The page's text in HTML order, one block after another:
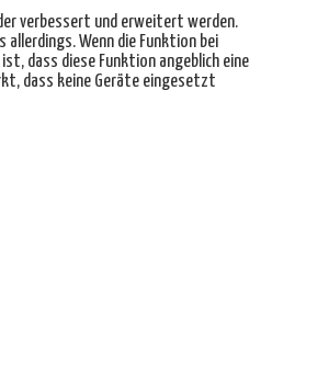
verbessert und erweitert werden.
Wenn die Funktion bei
dass diese Funktion angeblich eine
dass keine Geräte eingesetzt